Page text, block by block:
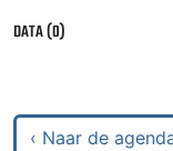
DATA (0)
‹ Naar de